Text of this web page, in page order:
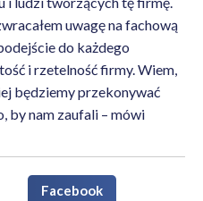
uwagę na fachową
do każdego
i rzetelność firmy. Wiem,
będziemy przekonywać
by nam zaufali – mówi
Facebook